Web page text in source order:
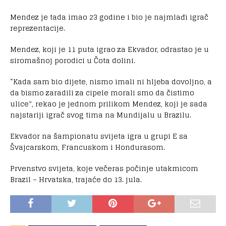
Mendez je tada imao 23 godine i bio je najmlađi igrač
reprezentacije.
Mendez, koji je 11 puta igrao za Ekvador, odrastao je u
siromašnoj porodici u Čota dolini.
“Kada sam bio dijete, nismo imali ni hljeba dovoljno, a
da bismo zaradili za cipele morali smo da čistimo
ulice”, rekao je jednom prilikom Mendez, koji je sada
najstariji igrač svog tima na Mundijalu u Brazilu.
Ekvador na šampionatu svijeta igra u grupi E sa
Švajcarskom, Francuskom i Hondurasom.
Prvenstvo svijeta, koje večeras počinje utakmicom
Brazil – Hrvatska, trajaće do 13. jula.